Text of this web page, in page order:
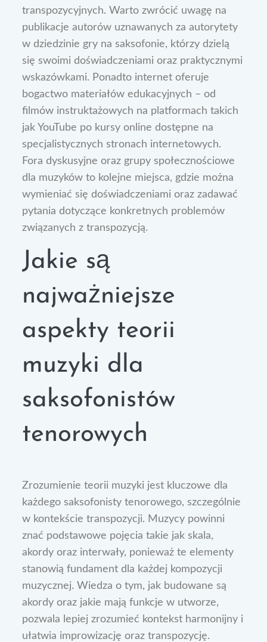
transpozycyjnych. Warto zwrócić uwagę na
publikacje autorów uznawanych za autorytety
w dziedzinie gry na saksofonie, którzy dzielą
się swoimi doświadczeniami oraz praktycznymi
wskazówkami. Ponadto internet oferuje
bogactwo materiałów edukacyjnych – od
filmów instruktażowych na platformach takich
jak YouTube po kursy online dostępne na
specjalistycznych stronach internetowych.
Fora dyskusyjne oraz grupy społecznościowe
dla muzyków to kolejne miejsca, gdzie można
wymieniać się doświadczeniami oraz zadawać
pytania dotyczące konkretnych problemów
związanych z transpozycją.
Jakie są
najważniejsze
aspekty teorii
muzyki dla
saksofonistów
tenorowych
Zrozumienie teorii muzyki jest kluczowe dla
każdego saksofonisty tenorowego, szczególnie
w kontekście transpozycji. Muzycy powinni
znać podstawowe pojęcia takie jak skala,
akordy oraz interwały, ponieważ te elementy
stanowią fundament dla każdej kompozycji
muzycznej. Wiedza o tym, jak budowane są
akordy oraz jakie mają funkcje w utworze,
pozwala lepiej zrozumieć kontekst harmonijny i
ułatwia improwizację oraz transpozycję.